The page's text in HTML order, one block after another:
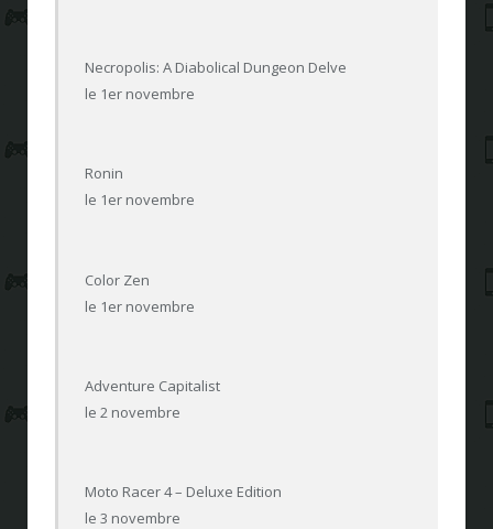
Necropolis: A Diabolical Dungeon Delve
le 1er novembre
Ronin
le 1er novembre
Color Zen
le 1er novembre
Adventure Capitalist
le 2 novembre
Moto Racer 4 – Deluxe Edition
le 3 novembre